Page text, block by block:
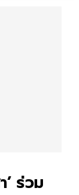
ร่วม